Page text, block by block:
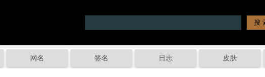
网名 签名 日志 皮肤